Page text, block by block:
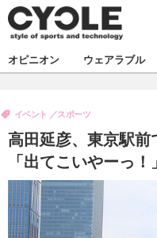
製品/用品
飲食
コラム
ボイス
デバイス
ビジネス
海外
スポーツ
短信
選手
イベント
試乗会
エンタメ
オピニオン ウェアラブル
高田延彦、東京駅
「出てこいやーっ
イベント スポーツ